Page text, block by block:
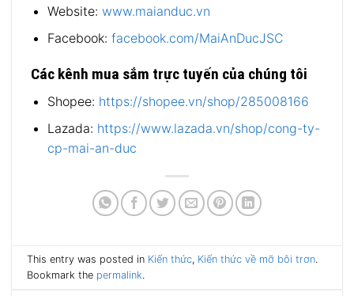
Website: www.maianduc.vn
Facebook: facebook.com/MaiAnDucJSC
Các kênh mua sắm trực tuyến của chúng tôi
Shopee: https://shopee.vn/shop/285008166
Lazada: https://www.lazada.vn/shop/cong-ty-
cp-mai-an-duc
This entry was posted in Kiến thức, Kiến thức về mỡ bôi trơn.
Bookmark the permalink.